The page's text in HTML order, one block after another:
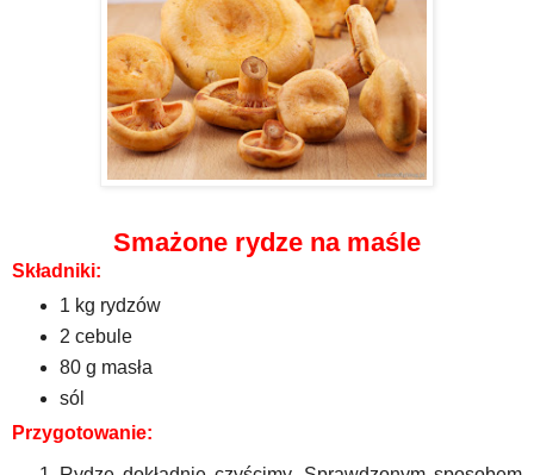
Smażone rydze na maśle
Składniki:
1 kg rydzów
2 cebule
80 g masła
sól
Przygotowanie: